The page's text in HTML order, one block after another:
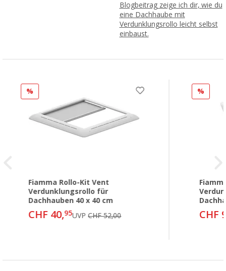
Blogbeitrag zeige ich dir, wie du
eine Dachhaube mit
Verdunklungsrollo leicht selbst
einbaust.
%
Fiamma Rollo-Kit Vent
Verdunklungsrollo für
Dachhauben 40 x 40 cm
CHF 40,95UVPCHF 52,00
%
CHF